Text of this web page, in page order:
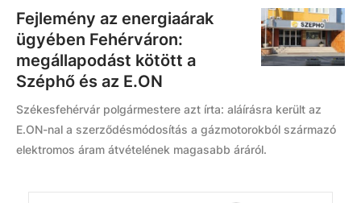
Fejlemény az energiaárak
ügyében Fehérváron:
megállapodást kötött a
Széphő és az E.ON
Székesfehérvár polgármestere azt írta: aláírásra került az
E.ON-nal a szerződésmódosítás a gázmotorokból származó
elektromos áram átvételének magasabb áráról.